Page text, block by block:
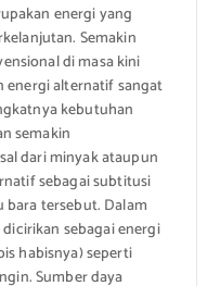
energi yang
Semakin
di masa kini
energi alternatif sangat
kebutuhan
semakin
dari minyak ataupun
sebagai subtitusi
tersebut. Dalam
sebagai energi
habisnya) seperti
Sumber daya